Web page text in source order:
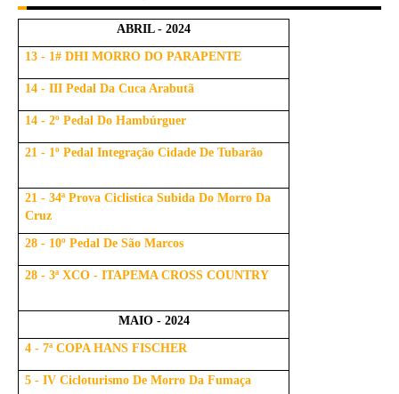
ABRIL - 2024
13 - 1# DHI MORRO DO PARAPENTE
14 - III Pedal Da Cuca Arabutã
14 - 2º Pedal Do Hambúrguer
21 - 1º Pedal Integração Cidade De Tubarão
21 - 34ª Prova Ciclistica Subida Do Morro Da
Cruz
28 - 10º Pedal De São Marcos
28 - 3ª XCO - ITAPEMA CROSS COUNTRY
MAIO - 2024
4 - 7ª COPA HANS FISCHER
5 - IV Cicloturismo De Morro Da Fumaça